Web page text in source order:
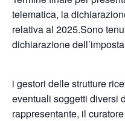
telematica, la
relativa al 2025.Sono
dichiarazione
i gestori delle strutture
eventuali soggetti diversi
rappresentante, il